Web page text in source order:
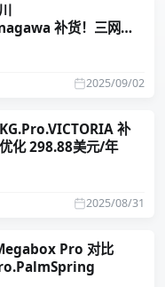
补货！三网
2025/09/02
补
化 298.88美元/年
2025/08/31
Pro 对比